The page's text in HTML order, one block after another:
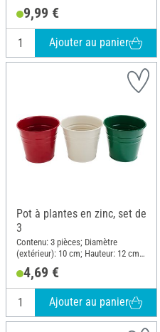
(PES), Bois
9,99 €
Ajouter au panier
Pot à plantes en zinc, set de
3
Contenu: 3 pièces; Diamètre
(extérieur): 10 cm; Hauteur: 12 cm;
4,69 €
Ajouter au panier